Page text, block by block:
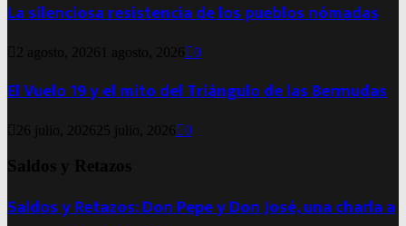
La silenciosa resistencia de los pueblos nómadas
2 agosto, 2026 1 agosto, 2026 0
El Vuelo 19 y el mito del Triángulo de las Bermudas
26 julio, 2026 25 julio, 2026 0
Saldos y Retazos
Saldos y Retazos: Don Pepe y Don José, una charla a